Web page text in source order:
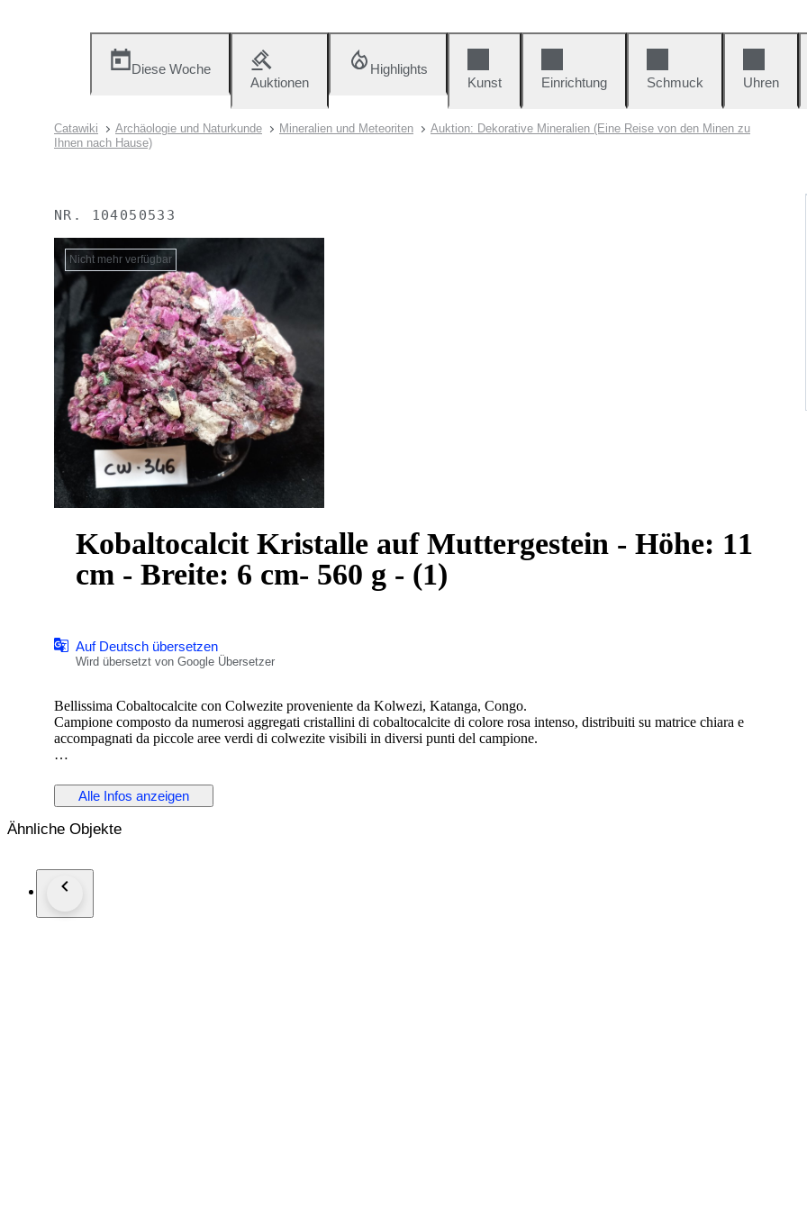
Diese Woche
Auktionen
Highlights
Kunst
Einrichtung Schmuck Uhren
Catawiki Archäologie und Naturkunde Mineralien und Meteoriten
Auktion: Dekorative Mineralien (Eine Reise von den Minen zu
Ihnen nach Hause)
NR. 104050533
Nicht mehr verfügbar
Kobaltocalcit Kristalle auf Muttergestein - Höhe: 11
cm - Breite: 6 cm- 560 g - (1)
Auf Deutsch übersetzen
Wird übersetzt von Google Übersetzer
Bellissima Cobaltocalcite con Colwezite proveniente da Kolwezi, Katanga, Congo.
Campione composto da numerosi aggregati cristallini di cobaltocalcite di colore rosa intenso, distribuiti su matrice chiara e
accompagnati da piccole aree verdi di colwezite visibili in diversi punti del campione.
le tonalità chiare della matrice e le minute presenze verdi rende il campione molto vivace dal punto di vista cromatico.
Peso: 560 g
Dimensioni: 11 × 6 × 7,5 cm
Nota: i colori possono variare leggermente a seconda del dispositivo utilizzato per visualizzare le foto.
Alle Infos anzeigen
Ähnliche Objekte